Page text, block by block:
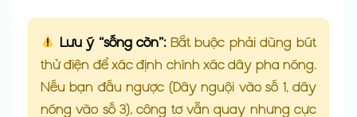
Lưu ý “sống còn”:Bắt buộc phải dùng bút
thử điện để xác định chính xác dây pha nóng.
Nếu bạn đấu ngược (Dây nguội vào số 1, dây
nóng vào số 3), công tơ vẫn quay nhưng cực